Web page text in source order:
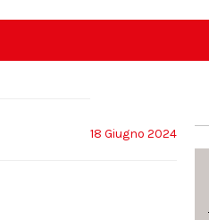
18 Giugno 2024